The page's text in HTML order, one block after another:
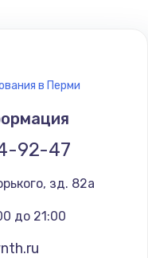
в Перми
92-47
зд. 82а
до 21:00